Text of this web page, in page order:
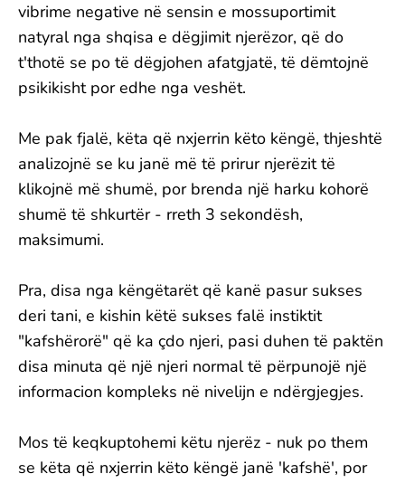
vibrime negative në sensin e mossuportimit
natyral nga shqisa e dëgjimit njerëzor, që do
t'thotë se po të dëgjohen afatgjatë, të dëmtojnë
psikikisht por edhe nga veshët.
Me pak fjalë, këta që nxjerrin këto këngë, thjeshtë
analizojnë se ku janë më të prirur njerëzit të
klikojnë më shumë, por brenda një harku kohorë
shumë të shkurtër - rreth 3 sekondësh,
maksimumi.
Pra, disa nga këngëtarët që kanë pasur sukses
deri tani, e kishin këtë sukses falë instiktit
"kafshërorë" që ka çdo njeri, pasi duhen të paktën
disa minuta që një njeri normal të përpunojë një
informacion kompleks në nivelijn e ndërgjegjes.
Mos të keqkuptohemi këtu njerëz - nuk po them
se këta që nxjerrin këto këngë janë 'kafshë', por